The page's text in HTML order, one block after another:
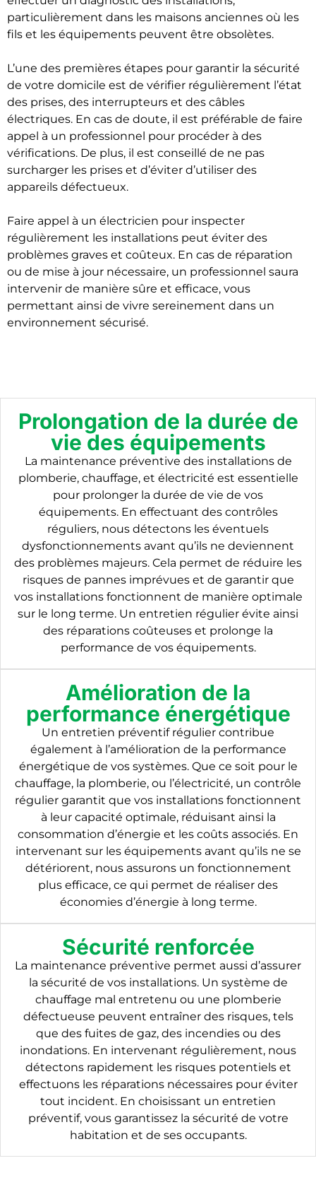
particulièrement dans les maisons anciennes où les
fils et les équipements peuvent être obsolètes.
L’une des premières étapes pour garantir la sécurité
de votre domicile est de vérifier régulièrement l’état
des prises, des interrupteurs et des câbles
électriques. En cas de doute, il est préférable de faire
appel à un professionnel pour procéder à des
vérifications. De plus, il est conseillé de ne pas
surcharger les prises et d’éviter d’utiliser des
appareils défectueux.
Faire appel à un électricien pour inspecter
régulièrement les installations peut éviter des
problèmes graves et coûteux. En cas de réparation
ou de mise à jour nécessaire, un professionnel saura
intervenir de manière sûre et efficace, vous
permettant ainsi de vivre sereinement dans un
environnement sécurisé.
Prolongation de la durée de
vie des équipements
La maintenance préventive des installations de
plomberie, chauffage, et électricité est essentielle
pour prolonger la durée de vie de vos
équipements. En effectuant des contrôles
réguliers, nous détectons les éventuels
dysfonctionnements avant qu’ils ne deviennent
des problèmes majeurs. Cela permet de réduire les
risques de pannes imprévues et de garantir que
vos installations fonctionnent de manière optimale
sur le long terme. Un entretien régulier évite ainsi
des réparations coûteuses et prolonge la
performance de vos équipements.
Amélioration de la
performance énergétique
Un entretien préventif régulier contribue
également à l’amélioration de la performance
énergétique de vos systèmes. Que ce soit pour le
chauffage, la plomberie, ou l’électricité, un contrôle
régulier garantit que vos installations fonctionnent
à leur capacité optimale, réduisant ainsi la
consommation d’énergie et les coûts associés. En
intervenant sur les équipements avant qu’ils ne se
détériorent, nous assurons un fonctionnement
plus efficace, ce qui permet de réaliser des
économies d’énergie à long terme.
Sécurité renforcée
La maintenance préventive permet aussi d’assurer
la sécurité de vos installations. Un système de
chauffage mal entretenu ou une plomberie
défectueuse peuvent entraîner des risques, tels
que des fuites de gaz, des incendies ou des
inondations. En intervenant régulièrement, nous
détectons rapidement les risques potentiels et
effectuons les réparations nécessaires pour éviter
tout incident. En choisissant un entretien
préventif, vous garantissez la sécurité de votre
habitation et de ses occupants.